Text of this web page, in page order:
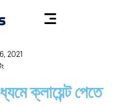
2021
ক্লায়েন্ট পেতে